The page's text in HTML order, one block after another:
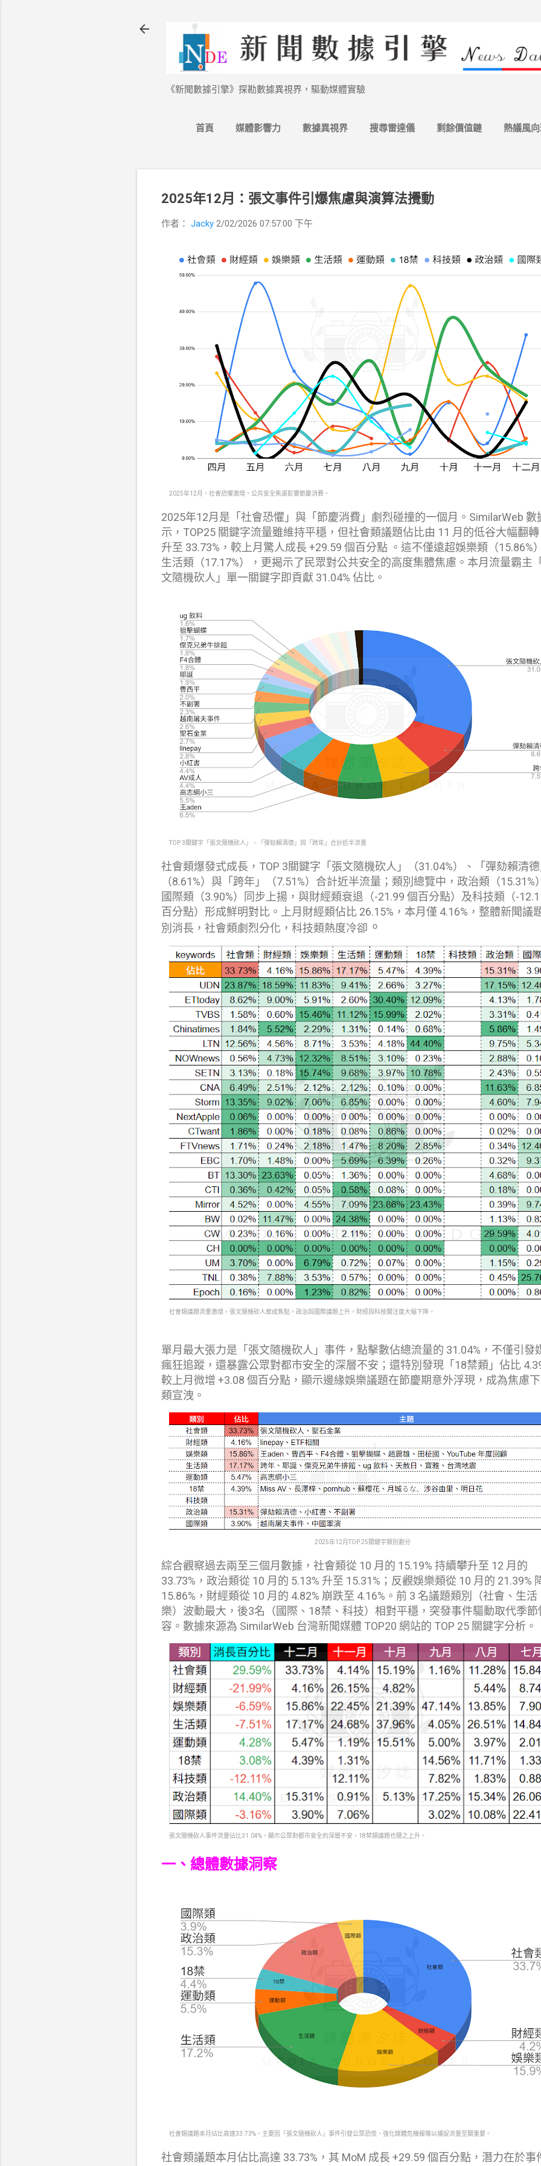
《新聞數據引擎》探勘數據異視界，驅動媒體實驗
首頁 媒體影響力 數據異視界 搜尋雷達儀 剩餘價值鏈 熱議風
2025年12月：張文事件引爆焦慮與演算法攪動
作者： Jacky 2/02/2026 07:57:00 下午
2025年12月，社會恐懼激增，公共安全焦慮影響節慶消費。
2025年12月是「社會恐懼」與「節慶消費」劇烈碰撞的一個月。SimilarWeb 數
示，TOP25 關鍵字流量雖維持平穩，但社會類議題佔比由 11 月的低谷大幅翻
升至 33.73%，較上月驚人成長 +29.59 個百分點 。這不僅遠超娛樂類（15.86%
生活類（17.17%），更揭示了民眾對公共安全的高度集體焦慮。本月流量霸主
文隨機砍人」單一關鍵字即貢獻 31.04% 佔比。
TOP 3關鍵字「張文隨機砍人」、「彈劾賴清德」與「跨年」合計近半流量
社會類爆發式成長，TOP 3關鍵字「張文隨機砍人」（31.04%）、「彈劾賴清
（8.61%）與「跨年」（7.51%）合計近半流量；類別總覽中，政治類（15.31%
國際類（3.90%）同步上揚，與財經類衰退（-21.99 個百分點）及科技類（-
百分點）形成鮮明對比。上月財經類佔比 26.15%，本月僅 4.16%，整體新聞議
別消長，社會類劇烈分化，科技類熱度冷卻 。
社會類議題流量激增，張文隨機砍人案成焦點，政治與國際議題上升，財經與科技關注度大幅下降。
單月最大張力是「張文隨機砍人」事件，點擊數佔總流量的 31.04%，不僅引發
瘋狂追蹤，還暴露公眾對都市安全的深層不安；還特別發現「18禁類」佔比
較上月微增 +3.08 個百分點，顯示邊緣娛樂議題在節慶期意外浮現，成為焦慮
類宣洩。
2025年12月TOP 25關鍵字類別劃分
綜合觀察過去兩至三個月數據，社會類從 10 月的 15.19% 持續攀升至 12 月的
33.73%，政治類從 10 月的 5.13% 升至 15.31%；反觀娛樂類從 10 月的 21.39%
15.86%，財經類從 10 月的 4.82% 崩跌至 4.16%。前 3 名議題類別（社會、生活
樂）波動最大，後3名（國際、18禁、科技）相對平穩，突發事件驅動取代季節
容。數據來源為 SimilarWeb 台灣新聞媒體 TOP20 網站的 TOP 25 關鍵字分析。
張文隨機砍人事件流量佔比31.04%，顯示公眾對都市安全的深層不安，18禁類議題也隨之上升。
一、總體數據洞察
社會類議題本月佔比高達33.73%，主要因「張文隨機砍人」事件引發公眾恐慌，強化媒體危機報導以捕捉流量至關重要。
社會類議題本月佔比高達 33.73%，其 MoM 成長 +29.59 個百分點，潛力在於事